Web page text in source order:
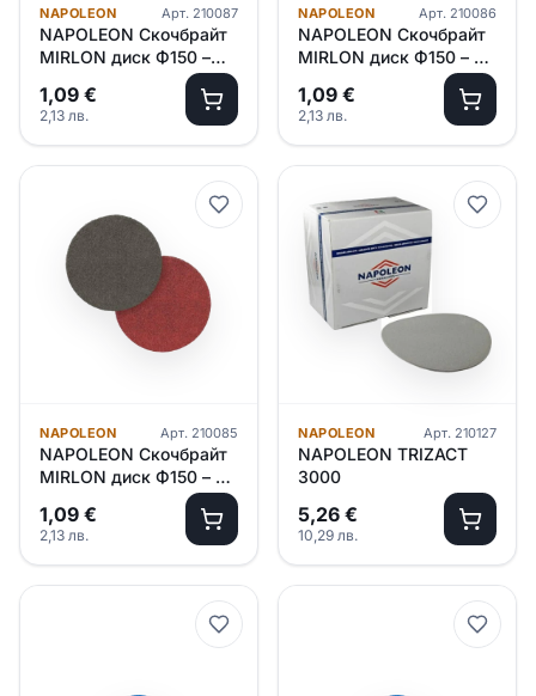
NAPOLEON Арт. 210087
NAPOLEON Скочбрайт
MIRLON диск Ф150 –
1,09 €
2,13 лв.
NAPOLEON Арт. 210086
NAPOLEON Скочбрайт
MIRLON диск Ф150 – P
1,09 €
2,13 лв.
NAPOLEON Арт. 210085
NAPOLEON Скочбрайт
MIRLON диск Ф150 – P
1,09 €
2,13 лв.
NAPOLEON Арт. 210127
NAPOLEON TRIZACT
3000
5,26 €
10,29 лв.